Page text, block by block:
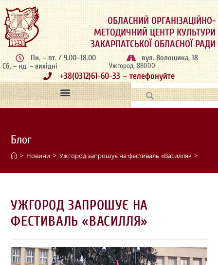
ОБЛАСНИЙ ОРГАНІЗАЦІЙНО-
МЕТОДИЧНИЙ ЦЕНТР КУЛЬТУРИ
ЗАКАРПАТСЬКОЇ ОБЛАСНОЇ РАДИ
Пн. – пт. / 9.00–18.00
Сб. – нд. – вихідні
вул. Волошина, 18
Ужгород, 88000
+38(0312)61-60-33 – телефонуйте
Блог
> Новини > Ужгород запрошує на фестиваль «Василля» >
УЖГОРОД ЗАПРОШУЄ НА
ФЕСТИВАЛЬ «ВАСИЛЛЯ»